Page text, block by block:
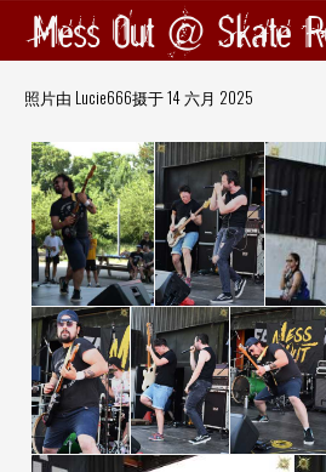
Mess Out @ Skate
照片由 Lucie666摄于 14 六月 2025